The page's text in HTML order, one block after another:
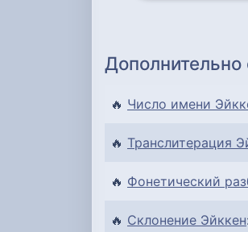
Дополнительно
🔥 Число имени
🔥 Транслитерация
🔥 Фонетический
🔥 Склонение Эйккен